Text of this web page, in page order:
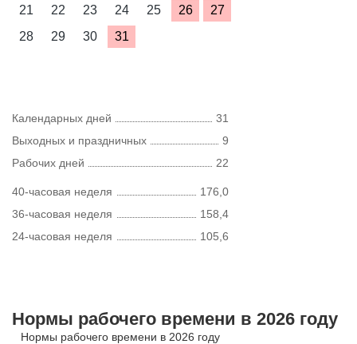
21
22 23 24 25 26
27
28
29 30 31
Календарных дней
31
Выходных и праздничных
9
Рабочих дней
22
40-часовая неделя
176,0
36-часовая неделя
158,4
24-часовая неделя
105,6
Нормы рабочего времени в 2026 году
Нормы рабочего времени в 2026 году